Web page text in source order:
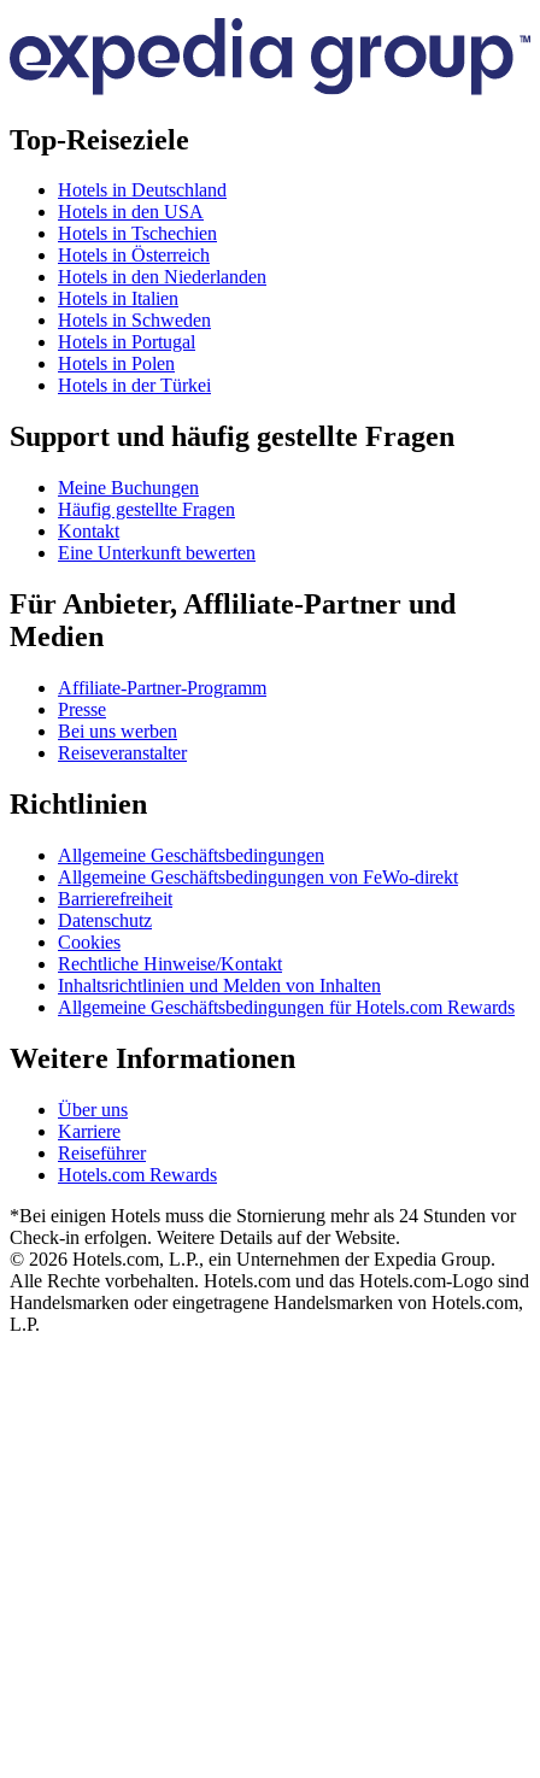
Top-Reiseziele
Hotels in Deutschland
Hotels in den USA
Hotels in Tschechien
Hotels in Österreich
Hotels in den Niederlanden
Hotels in Italien
Hotels in Schweden
Hotels in Portugal
Hotels in Polen
Hotels in der Türkei
Support und häufig gestellte Fragen
Meine Buchungen
Häufig gestellte Fragen
Kontakt
Eine Unterkunft bewerten
Für Anbieter, Affliliate-Partner und
Medien
Affiliate-Partner-Programm
Presse
Bei uns werben
Reiseveranstalter
Richtlinien
Allgemeine Geschäftsbedingungen
Allgemeine Geschäftsbedingungen von FeWo-direkt
Barrierefreiheit
Datenschutz
Cookies
Rechtliche Hinweise/Kontakt
Inhaltsrichtlinien und Melden von Inhalten
Allgemeine Geschäftsbedingungen für Hotels.com Rewards
Weitere Informationen
Über uns
Karriere
Reiseführer
Hotels.com Rewards
*Bei einigen Hotels muss die Stornierung mehr als 24 Stunden vor
Check-in erfolgen. Weitere Details auf der Website.
© 2026 Hotels.com, L.P., ein Unternehmen der Expedia Group.
Alle Rechte vorbehalten. Hotels.com und das Hotels.com-Logo sind
Handelsmarken oder eingetragene Handelsmarken von Hotels.com,
L.P.